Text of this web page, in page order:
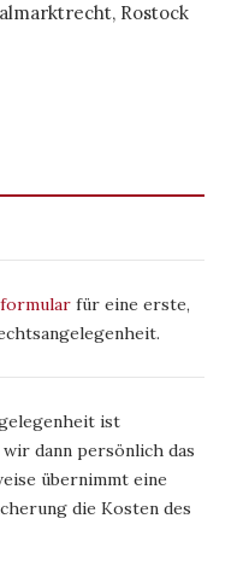
Rostock
für eine erste,
ist
dann persönlich das
übernimmt eine
die Kosten des